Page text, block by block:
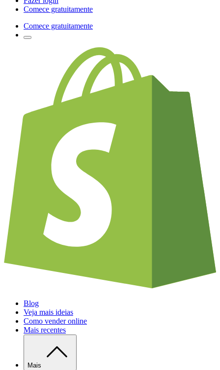
Comece gratuitamente
Comece gratuitamente
Blog
Veja mais ideias
Como vender online
Mais recentes
Mais